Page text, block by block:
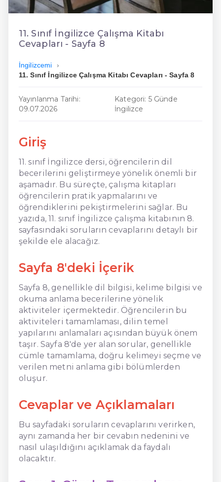
En Ucuz İngilizce
En Uygun İngilizce
Hızlı İngilizce
11. Sınıf İngilizce Çalışma Kitabı
Cevapları - Sayfa 8
İngilizcemi
11. Sınıf İngilizce Çalışma Kitabı Cevapları - Sayfa 8
Yayınlanma Tarihi:
09.07.2026
Kategori: 5 Günde
İngilizce
Giriş
11. sınıf İngilizce dersi, öğrencilerin dil
becerilerini geliştirmeye yönelik önemli bir
aşamadır. Bu süreçte, çalışma kitapları
öğrencilerin pratik yapmalarını ve
öğrendiklerini pekiştirmelerini sağlar. Bu
yazıda, 11. sınıf İngilizce çalışma kitabının 8.
sayfasındaki soruların cevaplarını detaylı bir
şekilde ele alacağız.
Sayfa 8'deki İçerik
Sayfa 8, genellikle dil bilgisi, kelime bilgisi ve
okuma anlama becerilerine yönelik
aktiviteler içermektedir. Öğrencilerin bu
aktiviteleri tamamlaması, dilin temel
yapılarını anlamaları açısından büyük önem
taşır. Sayfa 8'de yer alan sorular, genellikle
cümle tamamlama, doğru kelimeyi seçme ve
verilen metni anlama gibi bölümlerden
oluşur.
Cevaplar ve Açıklamaları
Bu sayfadaki soruların cevaplarını verirken,
aynı zamanda her bir cevabın nedenini ve
nasıl ulaşıldığını açıklamak da faydalı
olacaktır.